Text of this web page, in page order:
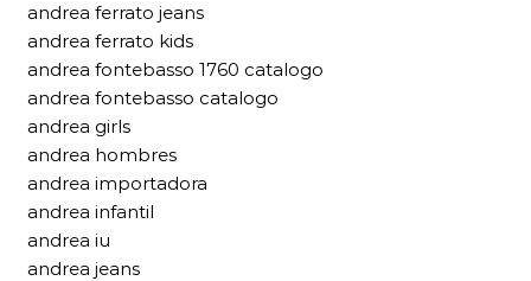
andrea ferrato jeans
andrea ferrato kids
andrea fontebasso 1760 catalogo
andrea fontebasso catalogo
andrea girls
andrea hombres
andrea importadora
andrea infantil
andrea iu
andrea jeans